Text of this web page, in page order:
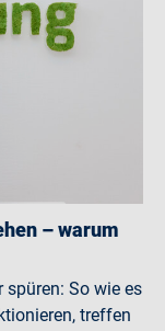
– warum
spüren: So wie es
treffen